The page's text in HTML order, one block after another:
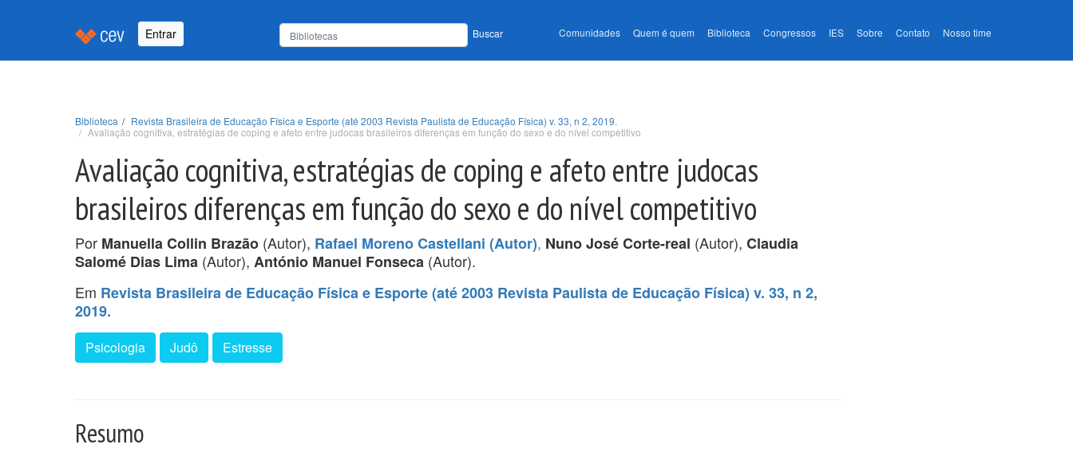
Entrar Buscar Comunidades Quem é quem Biblioteca Congressos IES Sobre Contato Nosso time
Biblioteca
Revista Brasileira de Educação Física e Esporte (até 2003 Revista Paulista de Educação Física) v. 33, n 2, 2019.
Avaliação cognitiva, estratégias de coping e afeto entre judocas brasileiros diferenças em função do sexo e do nível competitivo
Avaliação cognitiva, estratégias de coping e afeto entre judocas
brasileiros diferenças em função do sexo e do nível competitivo
Por Manuella Collin Brazão (Autor), Rafael Moreno Castellani (Autor), Nuno José Corte-real (Autor), Claudia
Salomé Dias Lima (Autor), António Manuel Fonseca (Autor).
Em Revista Brasileira de Educação Física e Esporte (até 2003 Revista Paulista de Educação Física) v. 33, n 2,
2019.
Psicologia Judô Estresse
Resumo